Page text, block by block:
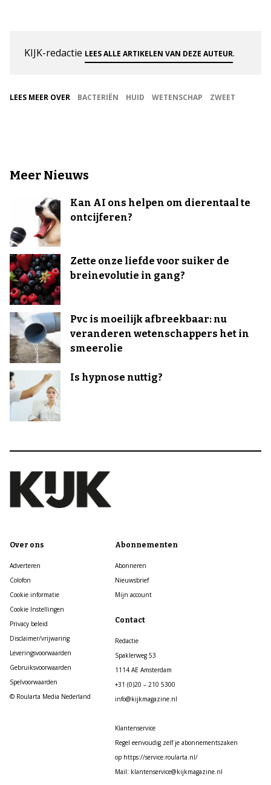
KIJK-redactie LEES ALLE ARTIKELEN VAN DEZE AUTEUR.
LEES MEER OVER BACTERIËN HUID WETENSCHAP ZWEET
Meer Nieuws
Kan AI ons helpen om dierentaal te
ontcijferen?
Zette onze liefde voor suiker de
breinevolutie in gang?
Pvc is moeilijk afbreekbaar: nu
veranderen wetenschappers het in
smeerolie
Is hypnose nuttig?
Over ons
Adverteren
Colofon
Cookie informatie
Cookie Instellingen
Privacy beleid
Disclaimer/vrijwaring
Leveringsvoorwaarden
Gebruiksvoorwaarden
Spelvoorwaarden
© Roularta Media Nederland
Abonnementen
Abonneren
Nieuwsbrief
Mijn account
Contact
Redactie
Spaklerweg 53
1114 AE Amsterdam
+31 (0)20 – 210 5300
info@kijkmagazine.nl
Klantenservice
Regel eenvoudig zelf je abonnementszaken
op https://service.roularta.nl/
Mail: klantenservice@kijkmagazine.nl